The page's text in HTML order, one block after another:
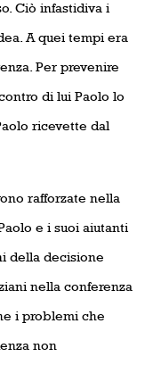
Ciò infastidiva i
A quei tempi era
Per prevenire
di lui Paolo lo
ricevette dal
rafforzate nella
e i suoi aiutanti
della decisione
nella conferenza
i problemi che
non